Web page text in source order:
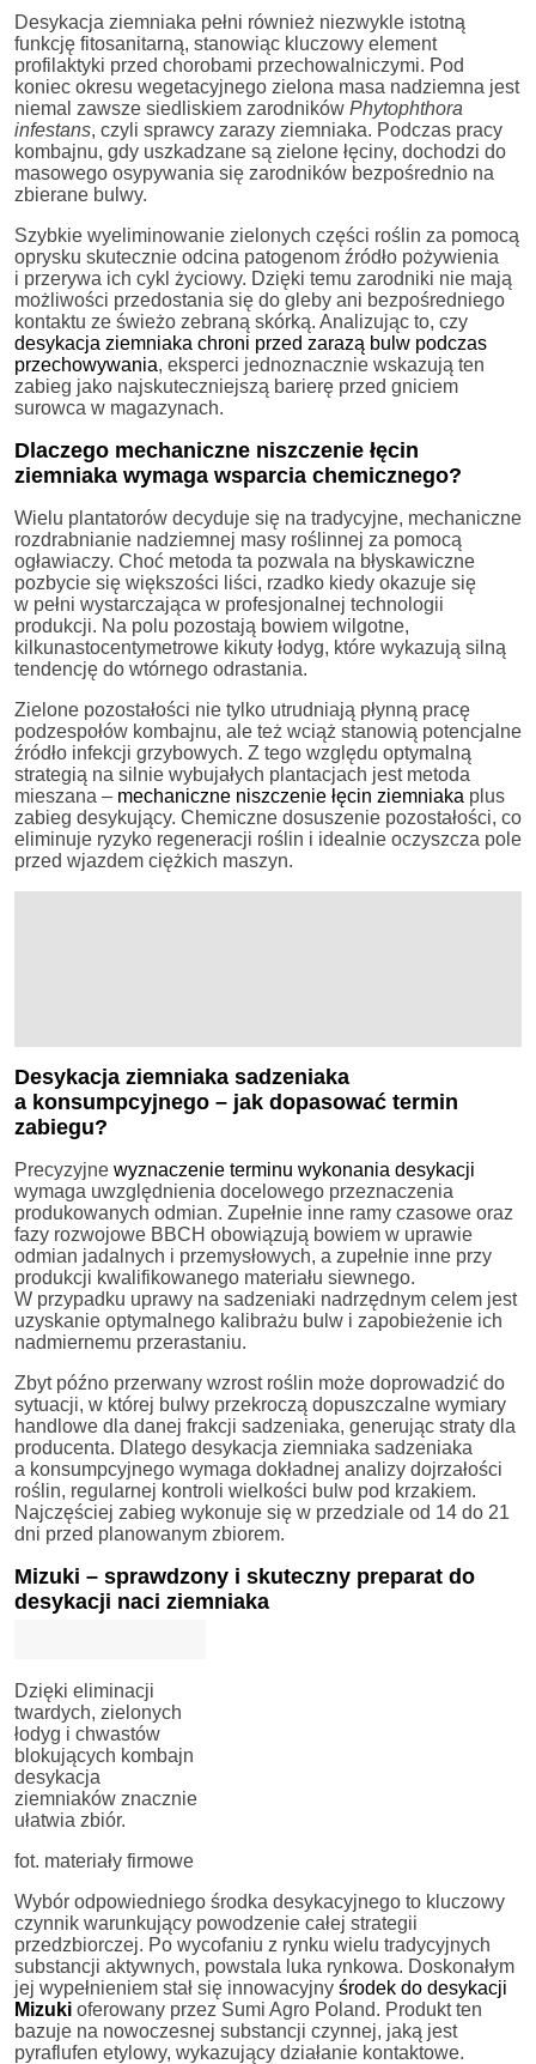
Desykacja ziemniaka pełni również niezwykle istotną
funkcję fitosanitarną, stanowiąc kluczowy element
profilaktyki przed chorobami przechowalniczymi. Pod
koniec okresu wegetacyjnego zielona masa nadziemna jest
niemal zawsze siedliskiem zarodników Phytophthora
infestans, czyli sprawcy zarazy ziemniaka. Podczas pracy
kombajnu, gdy uszkadzane są zielone łęciny, dochodzi do
masowego osypywania się zarodników bezpośrednio na
zbierane bulwy.
Szybkie wyeliminowanie zielonych części roślin za pomocą
oprysku skutecznie odcina patogenom źródło pożywienia
i przerywa ich cykl życiowy. Dzięki temu zarodniki nie mają
możliwości przedostania się do gleby ani bezpośredniego
kontaktu ze świeżo zebraną skórką. Analizując to, czy
desykacja ziemniaka chroni przed zarazą bulw podczas
przechowywania, eksperci jednoznacznie wskazują ten
zabieg jako najskuteczniejszą barierę przed gniciem
surowca w magazynach.
Dlaczego mechaniczne niszczenie łęcin
ziemniaka wymaga wsparcia chemicznego?
Wielu plantatorów decyduje się na tradycyjne, mechaniczne
rozdrabnianie nadziemnej masy roślinnej za pomocą
ogławiaczy. Choć metoda ta pozwala na błyskawiczne
pozbycie się większości liści, rzadko kiedy okazuje się
w pełni wystarczająca w profesjonalnej technologii
produkcji. Na polu pozostają bowiem wilgotne,
kilkunastocentymetrowe kikuty łodyg, które wykazują silną
tendencję do wtórnego odrastania.
Zielone pozostałości nie tylko utrudniają płynną pracę
podzespołów kombajnu, ale też wciąż stanowią potencjalne
źródło infekcji grzybowych. Z tego względu optymalną
strategią na silnie wybujałych plantacjach jest metoda
mieszana – mechaniczne niszczenie łęcin ziemniaka plus
zabieg desykujący. Chemiczne dosuszenie pozostałości, co
eliminuje ryzyko regeneracji roślin i idealnie oczyszcza pole
przed wjazdem ciężkich maszyn.
Desykacja ziemniaka sadzeniaka
a konsumpcyjnego – jak dopasować termin
zabiegu?
Precyzyjne wyznaczenie terminu wykonania desykacji
wymaga uwzględnienia docelowego przeznaczenia
produkowanych odmian. Zupełnie inne ramy czasowe oraz
fazy rozwojowe BBCH obowiązują bowiem w uprawie
odmian jadalnych i przemysłowych, a zupełnie inne przy
produkcji kwalifikowanego materiału siewnego.
W przypadku uprawy na sadzeniaki nadrzędnym celem jest
uzyskanie optymalnego kalibrażu bulw i zapobieżenie ich
nadmiernemu przerastaniu.
Zbyt późno przerwany wzrost roślin może doprowadzić do
sytuacji, w której bulwy przekroczą dopuszczalne wymiary
handlowe dla danej frakcji sadzeniaka, generując straty dla
producenta. Dlatego desykacja ziemniaka sadzeniaka
a konsumpcyjnego wymaga dokładnej analizy dojrzałości
roślin, regularnej kontroli wielkości bulw pod krzakiem.
Najczęściej zabieg wykonuje się w przedziale od 14 do 21
dni przed planowanym zbiorem.
Mizuki – sprawdzony i skuteczny preparat do
desykacji naci ziemniaka
Dzięki eliminacji
twardych, zielonych
łodyg i chwastów
blokujących kombajn
desykacja
ziemniaków znacznie
ułatwia zbiór.
fot. materiały firmowe
Wybór odpowiedniego środka desykacyjnego to kluczowy
czynnik warunkujący powodzenie całej strategii
przedzbiorczej. Po wycofaniu z rynku wielu tradycyjnych
substancji aktywnych, powstala luka rynkowa. Doskonałym
jej wypełnieniem stał się innowacyjny środek do desykacji
Mizuki oferowany przez Sumi Agro Poland. Produkt ten
bazuje na nowoczesnej substancji czynnej, jaką jest
pyraflufen etylowy, wykazujący działanie kontaktowe.